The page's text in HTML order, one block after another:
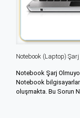
Notebook (Laptop)
Notebook Şarj
Notebook
oluşmakta. Bu Sorun